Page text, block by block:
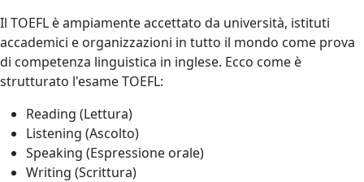
Il TOEFL è ampiamente accettato da università, istituti
accademici e organizzazioni in tutto il mondo come prova
di competenza linguistica in inglese. Ecco come è
strutturato l'esame TOEFL:
Reading (Lettura)
Listening (Ascolto)
Speaking (Espressione orale)
Writing (Scrittura)